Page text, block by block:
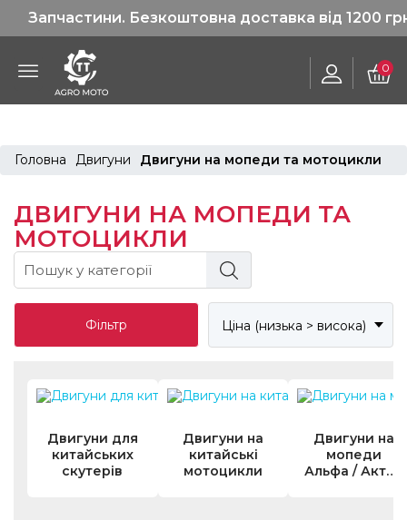
Запчастини. Безкоштовна доставка від 1200 грн!
0
Головна Двигуни Двигуни на мопеди та мотоцикли
ДВИГУНИ НА МОПЕДИ ТА
МОТОЦИКЛИ
Фільтр Ціна (низька > висока)
Двигуни для
китайських
скутерів
Двигуни на
китайські
мотоцикли
Двигуни на
мопеди
Альфа / Актив